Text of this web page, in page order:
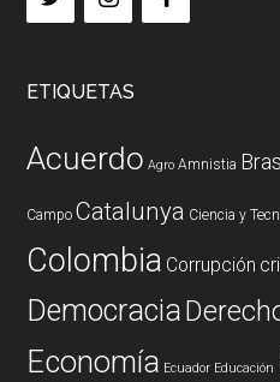
ETIQUETAS
Acuerdo Agro Amnistia
Campo Catalunya Ciencia y
Colombia Corrupción
Democracia
Economía Ecuador Educación